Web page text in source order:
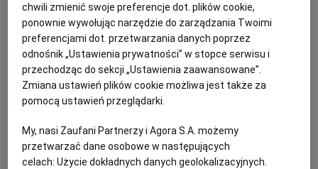
POZNAŃ
RADOM
RZESZÓW
PODRÓŻE
WIDEO
BIEDRONKA LIDL OSZCZĘDZANIE
mk
Kurki, boczek czy łosoś? Teraz te
produkty kupimy taniej. Co
pysznego wybieracie na obiad?
DANIA OBIADOWE GAZETKI OSZCZĘDZANIE PROMOCJE Z MARKETÓW
chwili zmienić swoje preferencje dot. plików cookie,
ponownie wywołując narzędzie do zarządzania Twoimi
preferencjami dot. przetwarzania danych poprzez
odnośnik „Ustawienia prywatności” w stopce serwisu i
przechodząc do sekcji „Ustawienia zaawansowane”.
Zmiana ustawień plików cookie możliwa jest także za
pomocą ustawień przeglądarki.
My, nasi Zaufani Partnerzy i Agora S.A. możemy
przetwarzać dane osobowe w następujących
celach:Użycie dokładnych danych geolokalizacyjnych.